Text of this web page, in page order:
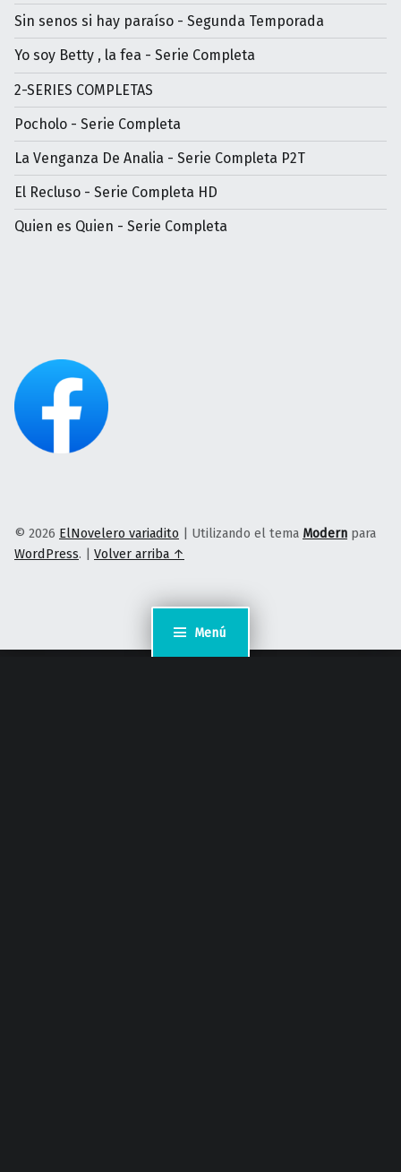
Menú
Sin senos si hay paraíso - Segunda Temporada
Yo soy Betty , la fea - Serie Completa
2-SERIES COMPLETAS
Pocholo - Serie Completa
La Venganza De Analia - Serie Completa P2T
El Recluso - Serie Completa HD
Quien es Quien - Serie Completa
© 2026 ElNovelero variadito | Utilizando el tema Modern para
WordPress. | Volver arriba ↑